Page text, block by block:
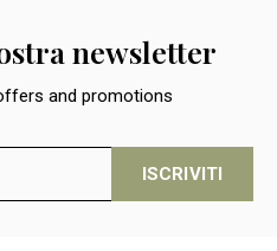
newsletter
and promotions
ISCRIVITI